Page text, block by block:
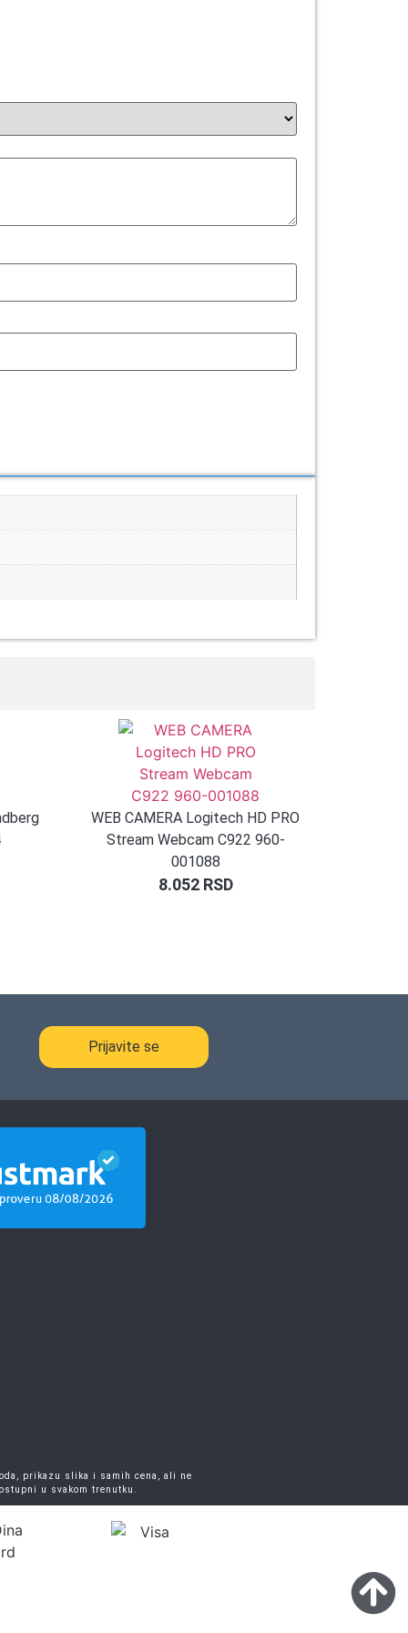
WEB CAMERA Logitech HD PRO
Stream Webcam C922 960-
001088
8.052 RSD
Prijavite se
prikazu slika i samih cena, ali ne
u svakom trenutku.